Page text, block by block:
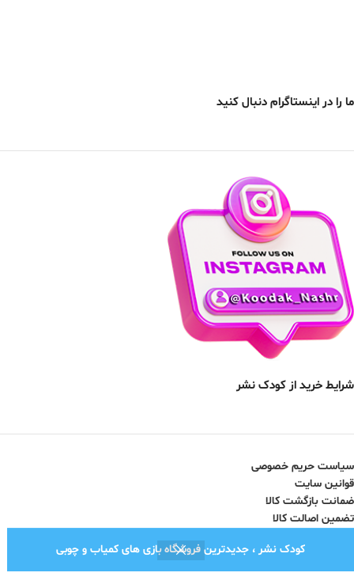
کودک نشر ، جدیدترین فروشگاه بازی های کمیاب و چوبی
ما را در اینستاگرام دنبال کنید
شرایط خرید از کودک نشر
سیاست حریم خصوصی
قوانین سایت
ضمانت بازگشت کالا
تضمین اصالت کالا
نماد اعتماد الکترونیک